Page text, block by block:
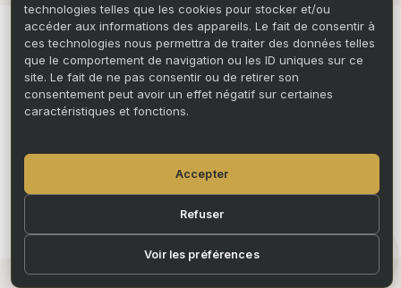
technologies telles que les cookies pour stocker et/ou
accéder aux informations des appareils. Le fait de consentir à
ces technologies nous permettra de traiter des données telles
que le comportement de navigation ou les ID uniques sur ce
site. Le fait de ne pas consentir ou de retirer son
consentement peut avoir un effet négatif sur certaines
caractéristiques et fonctions.
Accepter
Refuser
Voir les préférences
Mentions légales
Politique de confidentialité
© 2025 Claire LATOUCHE. Tous droits
réservés.